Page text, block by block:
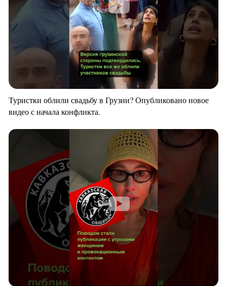
Туристки облили свадьбу в Грузии? Опубликовано новое
видео с начала конфликта.